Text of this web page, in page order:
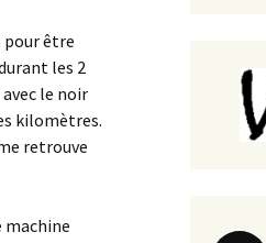
pour être
les 2
le noir
kilomètres.
retrouve